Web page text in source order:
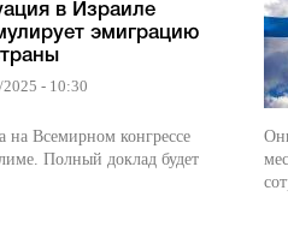
в Израиле
эмиграцию
- 10:30
на Всемирном конгрессе
Полный доклад будет